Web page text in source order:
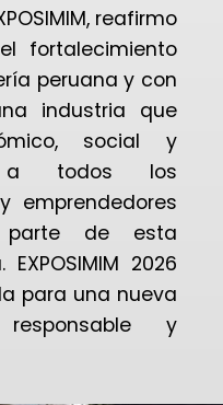
reafirmo
fortalecimiento
peruana y con
industria que
social y
a todos los
emprendedores
de esta
2026
para una nueva
y